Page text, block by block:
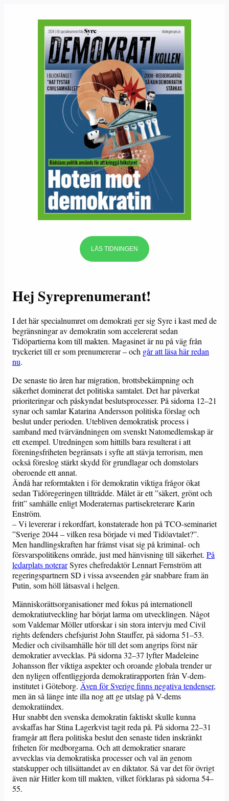
LÄS TIDNINGEN
Hej Syreprenumerant!
I det här specialnumret om demokrati ger sig Syre i kast med de
begränsningar av demokratin som accelererat sedan
Tidöpartierna kom till makten. Magasinet är nu på väg från
tryckeriet till er som prenumererar – och går att läsa här redan
nu.
De senaste tio åren har migration, brottsbekämpning och
säkerhet dominerat det politiska samtalet. Det har påverkat
prioriteringar och påskyndat beslutsprocesser. På sidorna 12–21
synar och samlar Katarina Andersson politiska förslag och
beslut under perioden. Utebliven demokratisk process i
samband med tvärvändningen om svenskt Natomedlemskap är
ett exempel. Utredningen som hittills bara resulterat i att
föreningsfriheten begränsats i syfte att stävja terrorism, men
också föreslog stärkt skydd för grundlagar och domstolars
oberoende ett annat.
Ändå har reformtakten i för demokratin viktiga frågor ökat
sedan Tidöregeringen tillträdde. Målet är ett ”säkert, grönt och
fritt” samhälle enligt Moderaternas partisekreterare Karin
Enström.
– Vi levererar i rekordfart, konstaterade hon på TCO-seminariet
”Sverige 2044 – vilken resa började vi med Tidöavtalet?”.
Men handlingskraften har främst visat sig på kriminal- och
försvarspolitikens område, just med hänvisning till säkerhet. På
ledarplats noterarSyres chefredaktör Lennart Fernström att
regeringspartnern SD i vissa avseenden går snabbare fram än
Putin, som höll låtsasval i helgen.
Människorättsorganisationer med fokus på internationell
demokratiutveckling har börjat larma om utvecklingen. Något
som Valdemar Möller utforskar i sin stora intervju med Civil
rights defenders chefsjurist John Stauffer, på sidorna 51–53.
Medier och civilsamhälle hör till det som angrips först när
demokratier avvecklas. På sidorna 32–37 lyfter Madeleine
Johansson fler viktiga aspekter och oroande globala trender ur
den nyligen offentliggjorda demokratirapporten från V-dem-
institutet i Göteborg. Även för Sverige finns negativa tendenser,
men än så länge inte illa nog att ge utslag på V-dems
demokratiindex.
Hur snabbt den svenska demokratin faktiskt skulle kunna
avskaffas har Stina Lagerkvist tagit reda på. På sidorna 22–31
framgår att flera politiska beslut den senaste tiden inskränkt
friheten för medborgarna. Och att demokratier snarare
avvecklas via demokratiska processer och val än genom
statskupper och tillsättandet av en diktator. Så var det för övrigt
även när Hitler kom till makten, vilket förklaras på sidorna 54–
55.